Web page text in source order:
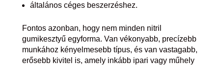
általános céges beszerzéshez.
Fontos azonban, hogy nem minden nitril
gumikesztyű egyforma. Van vékonyabb, precízebb
munkához kényelmesebb típus, és van vastagabb,
erősebb kivitel is, amely inkább ipari vagy műhely